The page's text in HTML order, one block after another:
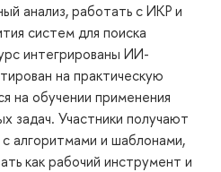
анализ, работать с ИКР и
систем для поиска
интегрированы ИИ-
на практическую
на обучении применения
задач. Участники получают
алгоритмами и шаблонами,
как рабочий инструмент и